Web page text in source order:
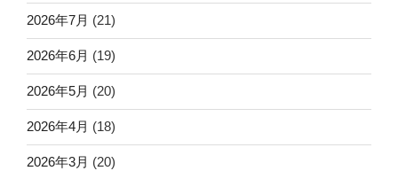
2026年7月 (21)
2026年6月 (19)
2026年5月 (20)
2026年4月 (18)
2026年3月 (20)